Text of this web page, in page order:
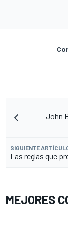
John
SIGUIENTE
Las reglas que
MEJORES